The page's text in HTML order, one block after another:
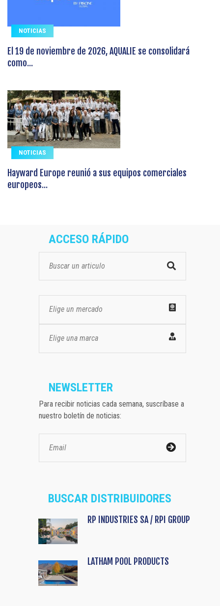
NOTICIAS
El 19 de noviembre de 2026, AQUALIE se consolidará
como...
NOTICIAS
Hayward Europe reunió a sus equipos comerciales
europeos...
ACCESO RÁPIDO
Elige un mercado
Elige una marca
NEWSLETTER
Para recibir noticias cada semana, suscríbase a
nuestro boletín de noticias:
BUSCAR DISTRIBUIDORES
RP INDUSTRIES SA / RPI GROUP
LATHAM POOL PRODUCTS